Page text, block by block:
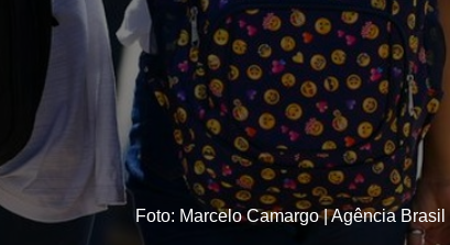
Foto: Marcelo Camargo | Agência Brasil